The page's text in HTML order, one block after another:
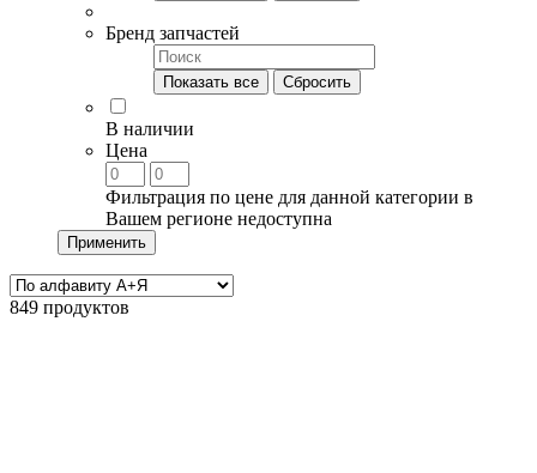
Бренд запчастей
Показать все Сбросить
В наличии
Цена
Фильтрация по цене для данной категории в
Вашем регионе недоступна
Применить
849 продуктов